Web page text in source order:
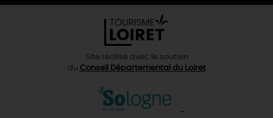
Site réalisé avec le soutien
du Conseil Départemental du Loiret